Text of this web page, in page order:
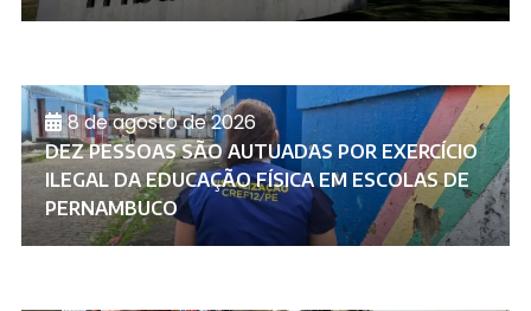
8 de agosto de 2026
DEZ PESSOAS SÃO AUTUADAS POR EXERCÍCIO
ILEGAL DA EDUCAÇÃO FÍSICA EM ESCOLAS DE
PERNAMBUCO